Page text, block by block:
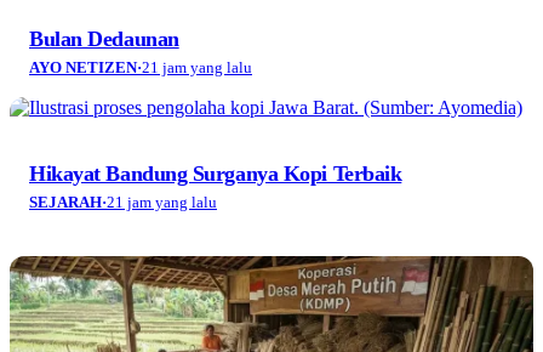
Bulan Dedaunan
AYO NETIZEN·21 jam yang lalu
Hikayat Bandung Surganya Kopi Terbaik
SEJARAH·21 jam yang lalu